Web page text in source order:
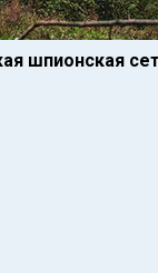
шпионская